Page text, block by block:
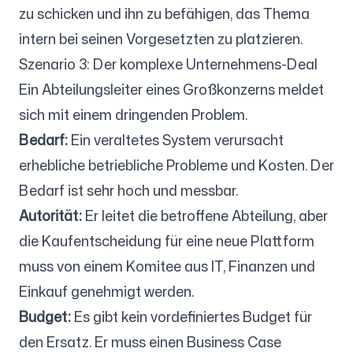
zu schicken und ihn zu befähigen, das Thema
intern bei seinen Vorgesetzten zu platzieren.
Szenario 3: Der komplexe Unternehmens-Deal
Ein Abteilungsleiter eines Großkonzerns meldet
sich mit einem dringenden Problem.
Bedarf:Ein veraltetes System verursacht
erhebliche betriebliche Probleme und Kosten. Der
Bedarf ist sehr hoch und messbar.
Autorität:Er leitet die betroffene Abteilung, aber
die Kaufentscheidung für eine neue Plattform
muss von einem Komitee aus IT, Finanzen und
Einkauf genehmigt werden.
Budget:Es gibt kein vordefiniertes Budget für
den Ersatz. Er muss einen Business Case